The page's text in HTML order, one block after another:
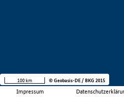
Impressum
100 km © Geobasis-DE / BKG 2015